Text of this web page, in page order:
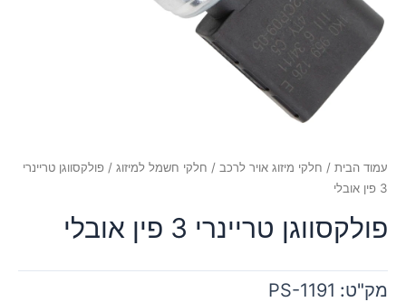
עמוד הבית / חלקי מיזוג אויר לרכב / חלקי חשמל למיזוג / פולקסווגן טריינרי
3 פין אובלי
פולקסווגן טריינרי 3 פין אובלי
מק"ט: PS-1191